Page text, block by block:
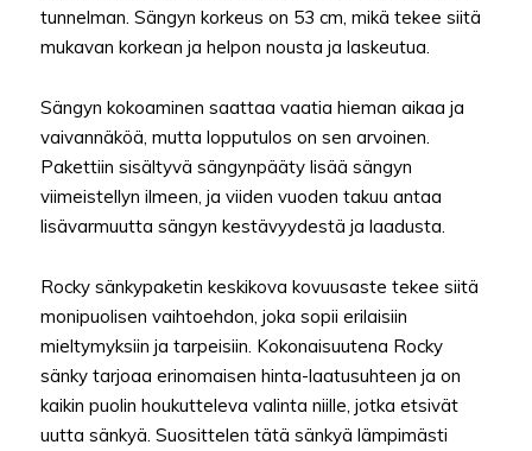
tunnelman. Sängyn korkeus on 53 cm, mikä tekee siitä
mukavan korkean ja helpon nousta ja laskeutua.
Sängyn kokoaminen saattaa vaatia hieman aikaa ja
vaivannäköä, mutta lopputulos on sen arvoinen.
Pakettiin sisältyvä sängynpääty lisää sängyn
viimeistellyn ilmeen, ja viiden vuoden takuu antaa
lisävarmuutta sängyn kestävyydestä ja laadusta.
Rocky sänkypaketin keskikova kovuusaste tekee siitä
monipuolisen vaihtoehdon, joka sopii erilaisiin
mieltymyksiin ja tarpeisiin. Kokonaisuutena Rocky
sänky tarjoaa erinomaisen hinta-laatusuhteen ja on
kaikin puolin houkutteleva valinta niille, jotka etsivät
uutta sänkyä. Suosittelen tätä sänkyä lämpimästi